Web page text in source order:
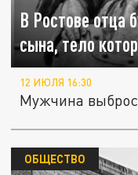
В Ростове отца
сына, тело
12 ИЮЛЯ 16:30
Мужчина
ОБЩЕСТВО